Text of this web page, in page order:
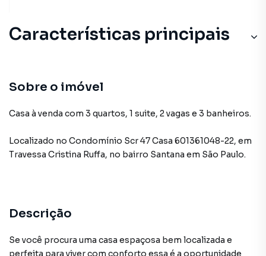
Características principais
Sobre o imóvel
Casa à venda com 3 quartos, 1 suite, 2 vagas e 3 banheiros.
Localizado no Condomínio Scr 47 Casa 601361048-22, em
Travessa Cristina Ruffa, no bairro Santana em São Paulo.
Descrição
Se você procura uma casa espaçosa bem localizada e
perfeita para viver com conforto essa é a oportunidade